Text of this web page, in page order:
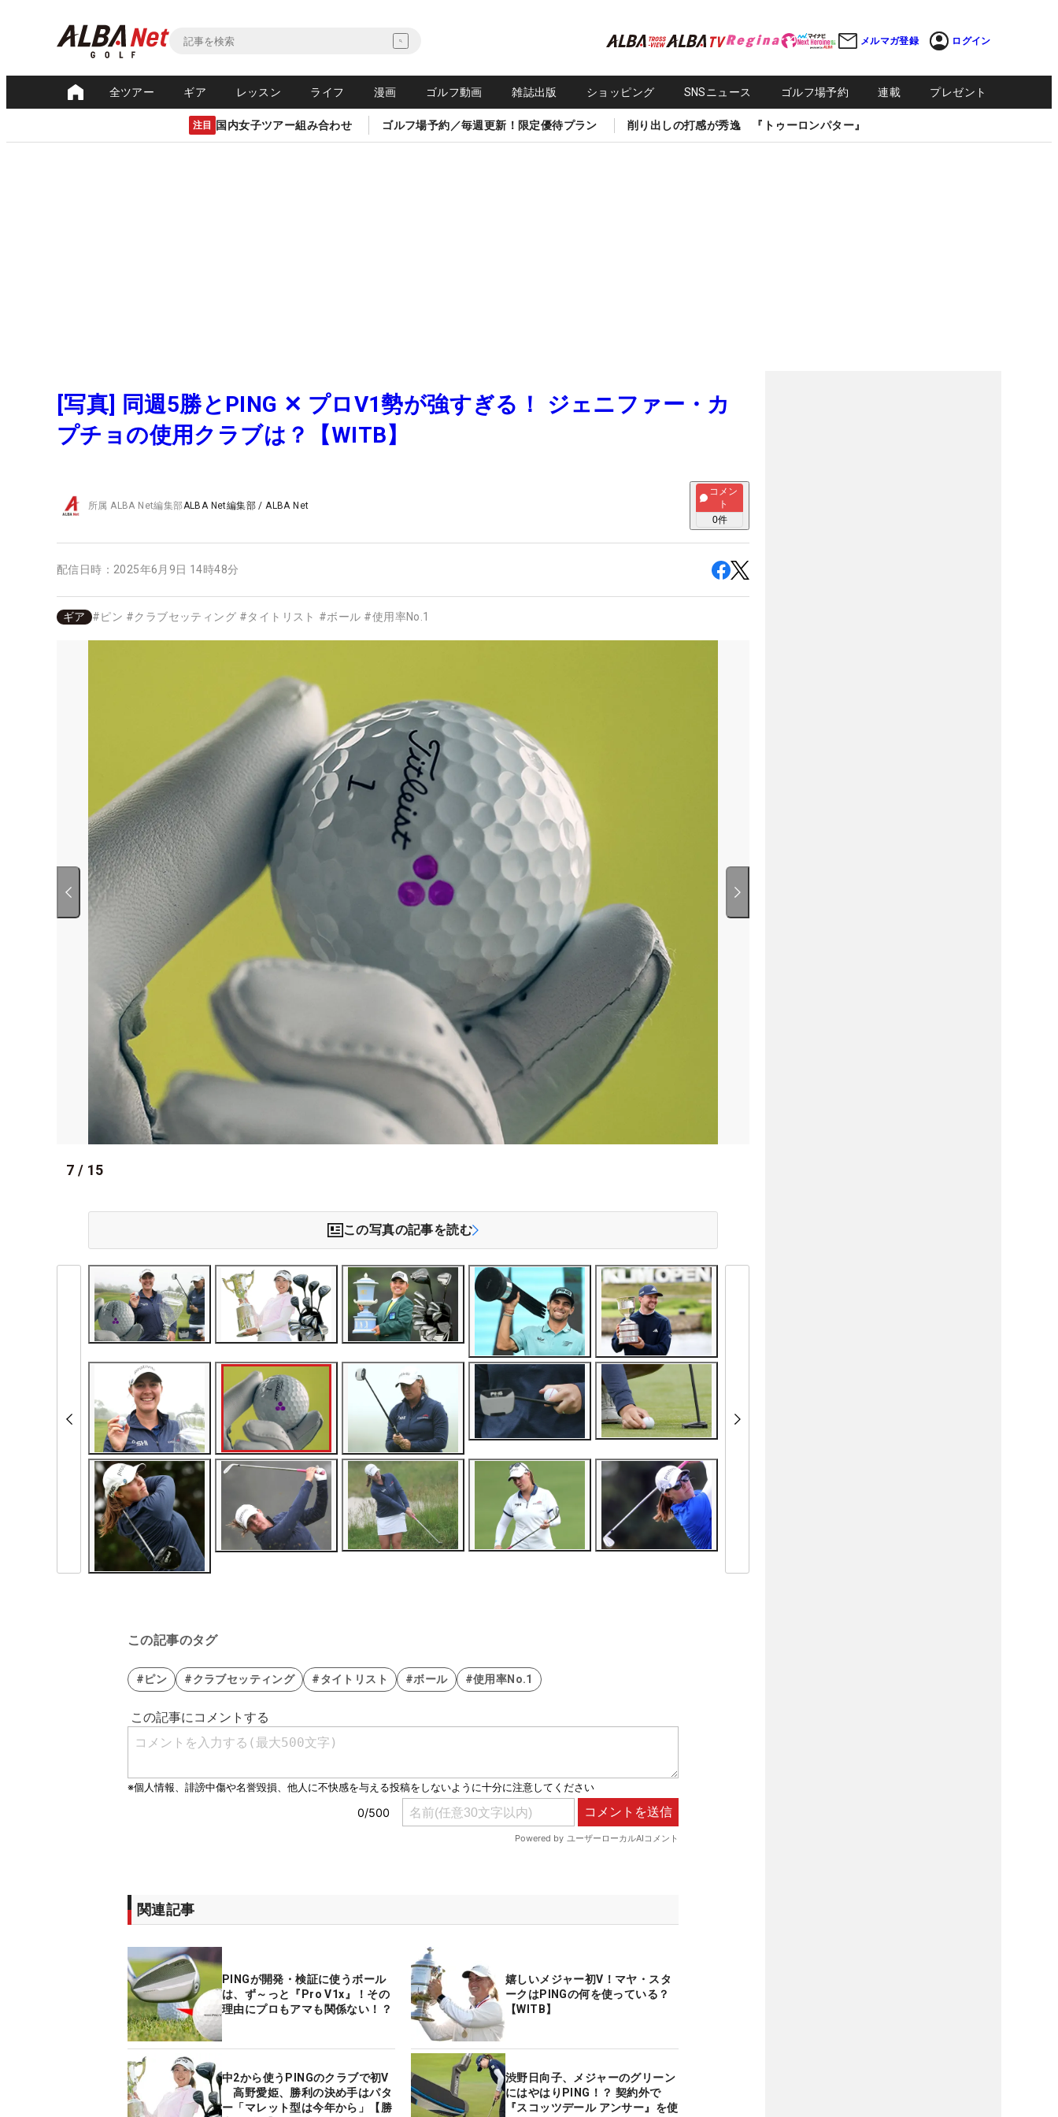
メルマガ登録 ログイン
全ツアー ギア レッスン ライフ 漫画 ゴルフ動画 雑誌出版 ショッピング SNSニュース ゴルフ場予約 連載 プレゼント
注目 国内女子ツアー組み合わせ ゴルフ場予約／毎週更新！限定優待プラン 削り出しの打感が秀逸 『トゥーロンパター』
[写真] 同週5勝とPING ✕ プロV1勢が強すぎる！ ジェニファー・カ
プチョの使用クラブは？【WITB】
所属ALBA Net編集部ALBA Net編集部 /ALBA Net
コメン
ト
0件
配信日時： 2025年6月9日 14時48分
ギア #ピン #クラブセッティング #タイトリスト #ボール #使用率No.1
7 / 15
この写真の記事を読む
この記事のタグ
#ピン #クラブセッティング #タイトリスト #ボール #使用率No.1
関連記事
PINGが開発・検証に使うボール
は、ず～っと『Pro V1x』！その
理由にプロもアマも関係ない！？
嬉しいメジャー初V！マヤ・スタ
ークはPINGの何を使っている？
【WITB】
中2から使うPINGのクラブで初V
高野愛姫、勝利の決め手はパタ
ー「マレット型は今年から」【勝
渋野日向子、メジャーのグリーン
にはやはりPING！？ 契約外で
『スコッツデール アンサー』を使